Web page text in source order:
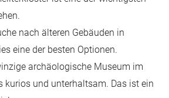
nach älteren Gebäuden in
eine der besten Optionen.
archäologische Museum im
kurios und unterhaltsam. Das ist ein